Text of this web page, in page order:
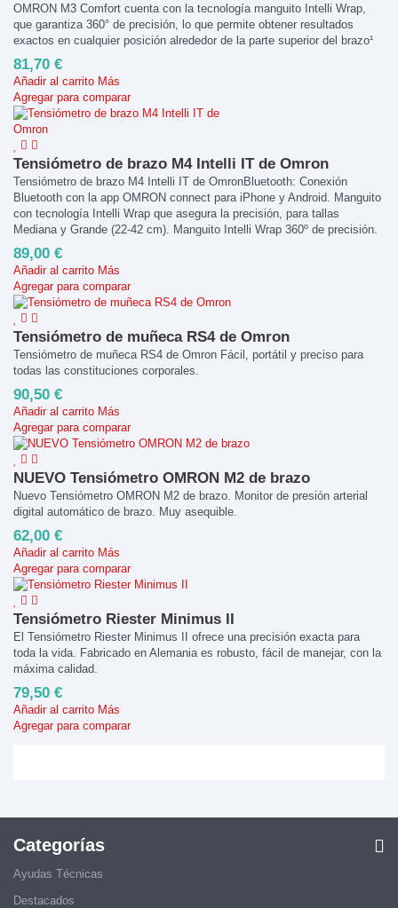
OMRON M3 Comfort cuenta con la tecnología manguito Intelli Wrap,
que garantiza 360° de precisión, lo que permite obtener resultados
exactos en cualquier posición alrededor de la parte superior del brazo¹
81,70 €
Añadir al carrito Más
Agregar para comparar
Tensiómetro de brazo M4 Intelli IT de Omron
Tensiómetro de brazo M4 Intelli IT de OmronBluetooth: Conexión
Bluetooth con la app OMRON connect para iPhone y Android. Manguito
con tecnología Intelli Wrap que asegura la precisión, para tallas
Mediana y Grande (22-42 cm). Manguito Intelli Wrap 360º de precisión.
89,00 €
Añadir al carrito Más
Agregar para comparar
Tensiómetro de muñeca RS4 de Omron
Tensiómetro de muñeca RS4 de Omron Fácil, portátil y preciso para
todas las constituciones corporales.
90,50 €
Añadir al carrito Más
Agregar para comparar
NUEVO Tensiómetro OMRON M2 de brazo
Nuevo Tensiómetro OMRON M2 de brazo. Monitor de presión arterial
digital automático de brazo. Muy asequible.
62,00 €
Añadir al carrito Más
Agregar para comparar
Tensiómetro Riester Minimus II
El Tensiómetro Riester Minimus II ofrece una precisión exacta para
toda la vida. Fabricado en Alemania es robusto, fácil de manejar, con la
máxima calidad.
79,50 €
Añadir al carrito Más
Agregar para comparar
Categorías
Ayudas Técnicas
Destacados